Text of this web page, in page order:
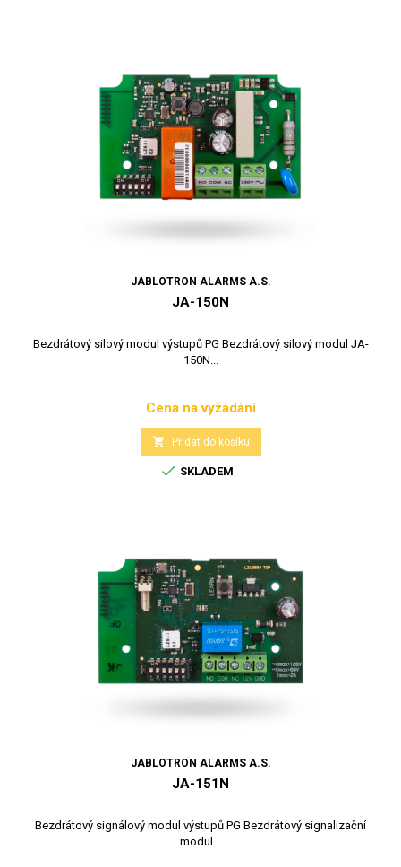
JABLOTRON ALARMS A.S.
JA-150N
Bezdrátový silový modul výstupů PG Bezdrátový silový modul JA-
150N...
Cena
Cena na vyžádání
 Přidat do košíku
 SKLADEM
JABLOTRON ALARMS A.S.
JA-151N
Bezdrátový signálový modul výstupů PG Bezdrátový signalizační
modul...